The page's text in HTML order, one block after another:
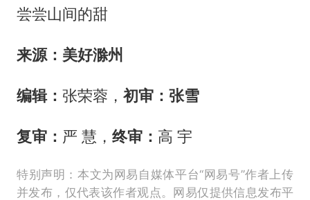
尝尝山间的甜
来源：美好滁州
编辑： 张荣蓉， 初审：张雪
复审： 严 慧， 终审： 高 宇
特别声明：本文为网易自媒体平台“网易号”作者上传
并发布，仅代表该作者观点。网易仅提供信息发布平